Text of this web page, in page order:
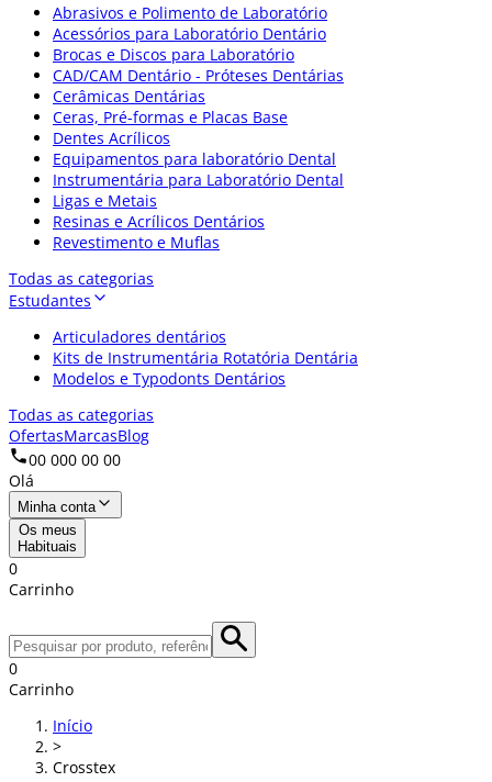
Abrasivos e Polimento de Laboratório
Acessórios para Laboratório Dentário
Brocas e Discos para Laboratório
CAD/CAM Dentário - Próteses Dentárias
Cerâmicas Dentárias
Ceras, Pré-formas e Placas Base
Dentes Acrílicos
Equipamentos para laboratório Dental
Instrumentária para Laboratório Dental
Ligas e Metais
Resinas e Acrílicos Dentários
Revestimento e Muflas
Todas as categorias
Estudantes
Articuladores dentários
Kits de Instrumentária Rotatória Dentária
Modelos e Typodonts Dentários
Todas as categorias
OfertasMarcasBlog
00 000 00 00
Olá
Minha conta
Os meus
Habituais
0
Carrinho
0
Carrinho
Início
>
Crosstex